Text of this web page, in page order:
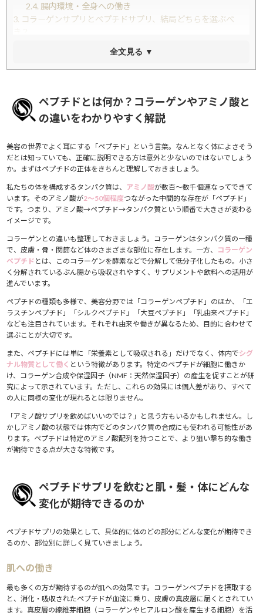
2.4. 腸内環境・全身への働き
3. コラーゲンサプリとペプチドサプリ、結局どちらを選ぶべ
4.1.① 分子量（低分子化の程度）を確認する
4.3.
③ 1日の摂取量が適切か確認する
4.4.
④ 添加物・アレルゲンをチェックする
4.5. ⑤ 継続しやすい形状・価格帯を選ぶ
意点まとめ
5.1.飲むタイミングは「夜・食後」がおすすめ
5.2.継続期間の目安は「最低2〜3ヶ月」
5.3.ビタミンCと組み合わせると◎
5.4.水分補給とセットで習慣化する
5.5.NGな飲み合わせ・注意点
5.6.こんな方は摂取前に医師・薬剤師へ相談を
6.ペプチドサプリに関するよくある疑問Q&A
6.1.Q1. ペプチドサプリは毎日飲まないと意味がない？
6.2.Q2. 食事からコラーゲンを摂れば十分では？
6.3. Q3. ペプチドサプリは何歳から始めるべき？
夫？
6.5.Q5. ペプチドサプリで太ることはある？
7. まとめ｜ペプチドサプリで内側から美しさをサポートしよう
全文見る ▼
ペプチドとは何か？コラーゲンやアミノ酸と
の違いをわかりやすく解説
美容の世界でよく耳にする「ペプチド」という言葉。なんとなく体によさそう
だとは知っていても、正確に説明できる方は意外と少ないのではないでしょう
か。まずはペプチドの正体をきちんと理解しておきましょう。
私たちの体を構成するタンパク質は、 アミノ酸が数百〜数千個連なってできて
います。そのアミノ酸が2〜50個程度つながった中間的な存在が「ペプチド」
です。つまり、アミノ酸→ペプチド→タンパク質という順番で大きさが変わる
イメージです。
コラーゲンとの違いも整理しておきましょう。コラーゲンはタンパク質の一種
で、皮膚・骨・関節など体のさまざまな部位に存在します。一方、
コラーゲン
ペプチド とは、このコラーゲンを酵素などで分解して低分子化したもの。小さ
く分解されているぶん腸から吸収されやすく、サプリメントや飲料への活用が
進んでいます。
ペプチドの種類も多様で、美容分野では「コラーゲンペプチド」のほか、「エ
ラスチンペプチド」「シルクペプチド」「大豆ペプチド」「乳由来ペプチド」
なども注目されています。それぞれ由来や働きが異なるため、目的に合わせて
選ぶことが大切です。
また、ペプチドには単に「栄養素として吸収される」だけでなく、体内でシグ
ナル物質として働く という特徴があります。特定のペプチドが細胞に働きか
け、コラーゲン合成や保湿因子（NMF：天然保湿因子）の産生を促すことが研
究によって示されています。ただし、これらの効果には個人差があり、すべて
の人に同様の変化が現れるとは限りません。
「アミノ酸サプリを飲めばいいのでは？」と思う方もいるかもしれません。し
かしアミノ酸の状態では体内でどのタンパク質の合成にも使われる可能性があ
ります。ペプチドは特定のアミノ酸配列を持つことで、より狙い撃ち的な働き
が期待できる点が大きな特徴です。
ペプチドサプリを飲むと肌・髪・体にどんな
変化が期待できるのか
ペプチドサプリの効果として、具体的に体のどの部分にどんな変化が期待でき
るのか、部位別に詳しく見ていきましょう。
肌への働き
最も多くの方が期待するのが肌への効果です。コラーゲンペプチドを摂取する
と、消化・吸収されたペプチドが血流に乗り、皮膚の真皮層に届くとされてい
ます。真皮層の線維芽細胞（コラーゲンやヒアルロン酸を産生する細胞）を活